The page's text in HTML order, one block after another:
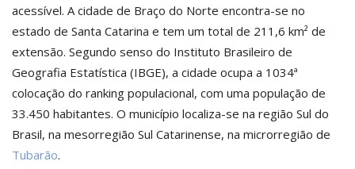
acessível. A cidade de Braço do Norte encontra-se no
estado de Santa Catarina e tem um total de 211,6 km² de
extensão. Segundo senso do Instituto Brasileiro de
Geografia Estatística (IBGE), a cidade ocupa a 1034ª
colocação do ranking populacional, com uma população de
33.450 habitantes. O município localiza-se na região Sul do
Brasil, na mesorregião Sul Catarinense, na microrregião de
Tubarão.